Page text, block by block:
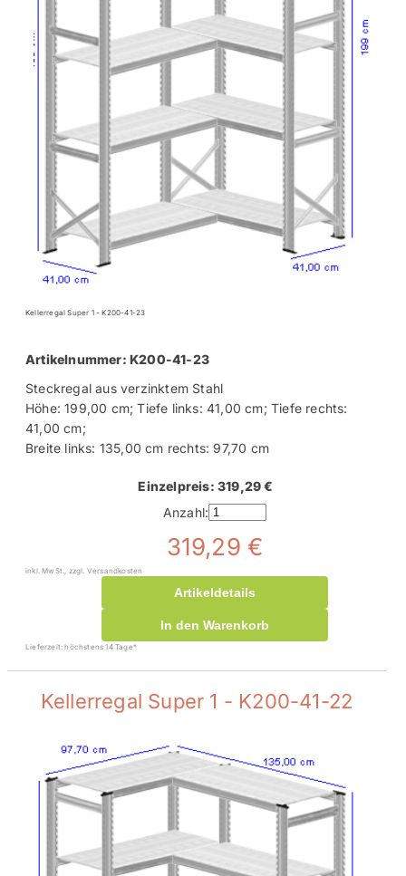
Kellerregal Super 1 - K200-41-23
Artikelnummer: K200-41-23
Steckregal aus verzinktem Stahl
Höhe: 199,00 cm; Tiefe links: 41,00 cm; Tiefe rechts:
41,00 cm;
Breite links: 135,00 cm rechts: 97,70 cm
Einzelpreis: 319,29 €
Anzahl:
319,29 €
inkl. MwSt., zzgl. Versandkosten
Artikeldetails
In den Warenkorb
Lieferzeit: höchstens 14 Tage*
Kellerregal Super 1 - K200-41-22